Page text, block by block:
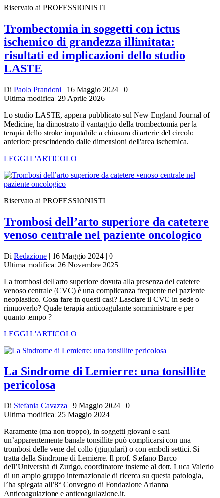
Riservato ai PROFESSIONISTI
Trombectomia in soggetti con ictus
ischemico di grandezza illimitata:
risultati ed implicazioni dello studio
LASTE
Di Paolo Prandoni | 16 Maggio 2024 | 0
Ultima modifica: 29 Aprile 2026
Lo studio LASTE, appena pubblicato sul New England Journal of
Medicine, ha dimostrato il vantaggio della trombectomia per la
terapia dello stroke imputabile a chiusura di arterie del circolo
anteriore prescindendo dalle dimensioni dell'area ischemica.
LEGGI L'ARTICOLO
Riservato ai PROFESSIONISTI
Trombosi dell’arto superiore da catetere
venoso centrale nel paziente oncologico
Di Redazione | 16 Maggio 2024 | 0
Ultima modifica: 26 Novembre 2025
La trombosi dell'arto superiore dovuta alla presenza del catetere
venoso centrale (CVC) è una complicanza frequente nel paziente
neoplastico. Cosa fare in questi casi? Lasciare il CVC in sede o
rimuoverlo? Quale terapia anticoagulante somministrare e per
quanto tempo ?
LEGGI L'ARTICOLO
La Sindrome di Lemierre: una tonsillite
pericolosa
Di Stefania Cavazza | 9 Maggio 2024 | 0
Ultima modifica: 25 Maggio 2024
Raramente (ma non troppo), in soggetti giovani e sani
un’apparentemente banale tonsillite può complicarsi con una
trombosi delle vene del collo (giugulari) o con emboli settici. Si
tratta della Sindrome di Lemierre. Il prof. Stefano Barco
dell’Università di Zurigo, coordinatore insieme al dott. Luca Valerio
di un ampio gruppo internazionale di ricerca su questa patologia,
l’ha spiegata all’8° Convegno di Fondazione Arianna
Anticoagulazione e anticoagulazione.it.